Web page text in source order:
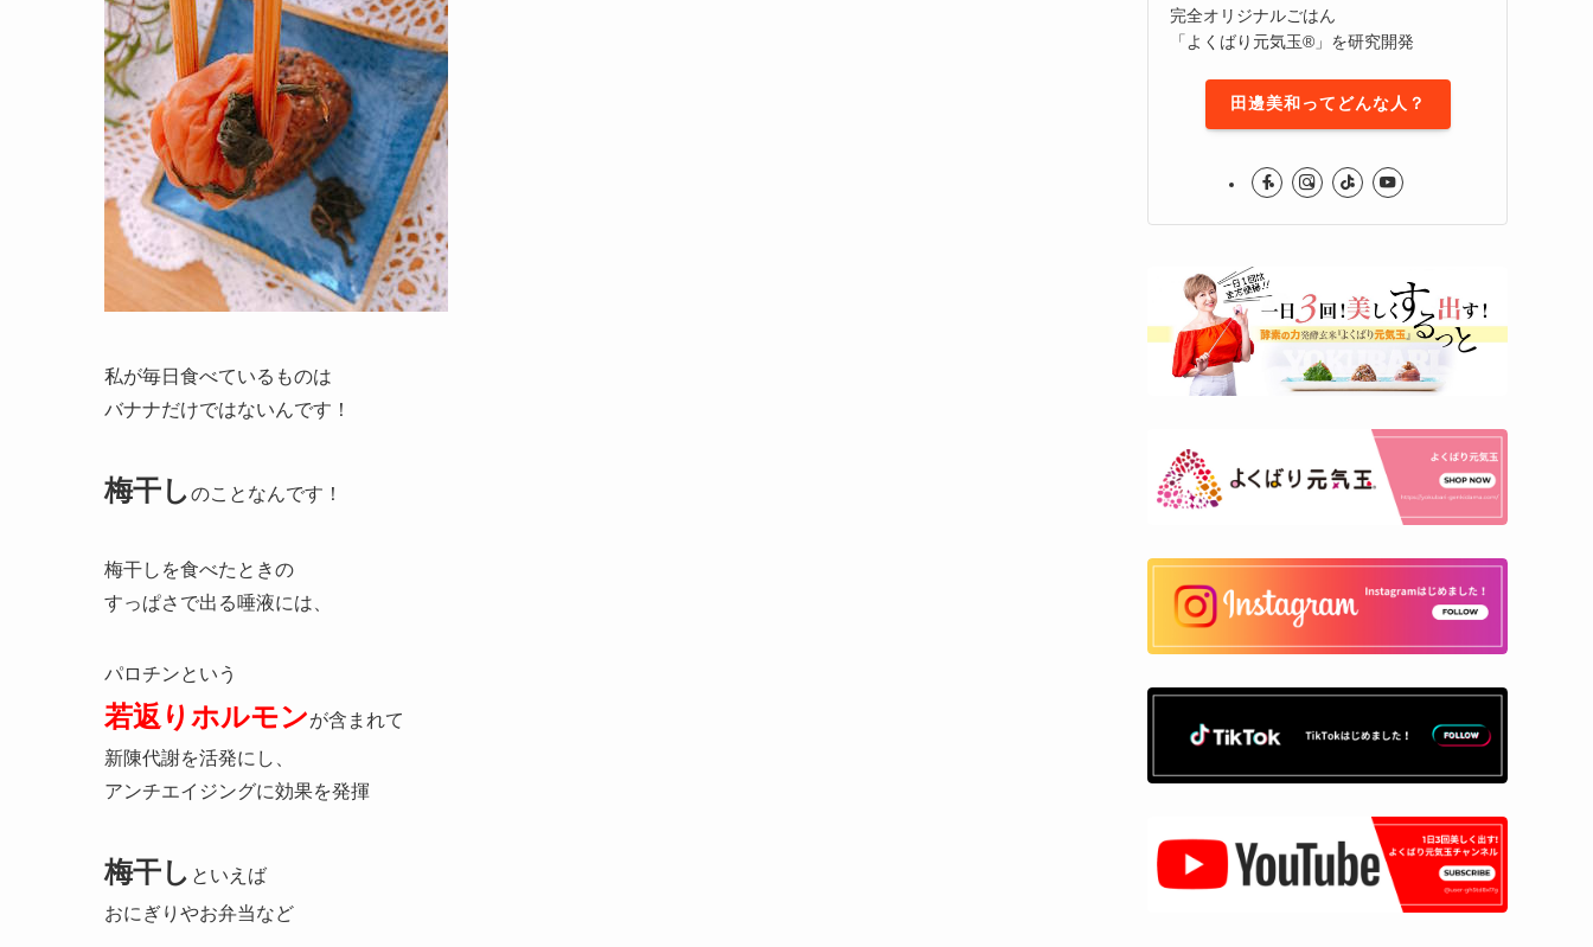
私が毎日食べているものは
バナナだけではないんです！
梅干しのことなんです！
梅干しを食べたときの
すっぱさで出る唾液には、
パロチンという
若返りホルモンが含まれて
新陳代謝を活発にし、
アンチエイジングに効果を発揮
梅干し といえば
おにぎりやお弁当など
完全オリジナルごはん
「よくばり元気玉®」を研究開発
田邊美和ってどんな人？